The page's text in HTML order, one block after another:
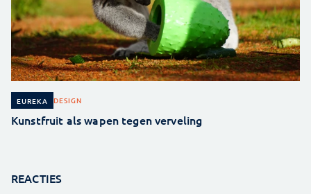
EUREKA DESIGN
Kunstfruit als wapen tegen verveling
REACTIES